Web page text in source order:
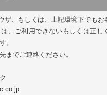
ザ、もしくは、上記環境下でもお
、ご利用できないもしくは正し
。
までご連絡ください。